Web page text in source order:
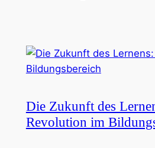
Die Zukunft des
Revolution im